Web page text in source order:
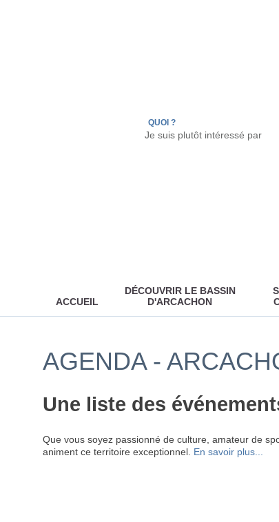
QUOI ?
ACCUEIL
DÉCOUVRIR LE BASSIN
D'ARCACHON
AGENDA -
Une liste des
Que vous soyez passionné de culture, amateur de
animent ce territoire exceptionnel. En savoir plus...